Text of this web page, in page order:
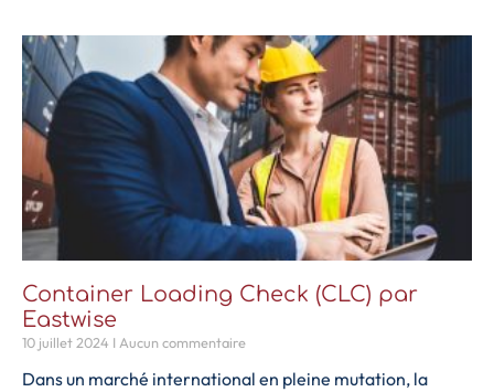
Container Loading Check (CLC) par
Eastwise
10 juillet 2024 Aucun commentaire
Dans un marché international en pleine mutation, la